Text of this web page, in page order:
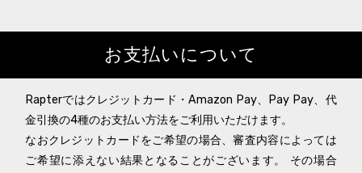
お支払いについて
Rapterではクレジットカード・Amazon Pay、Pay Pay、代
金引換の4種のお支払い方法をご利用いただけます。
なおクレジットカードをご希望の場合、審査内容によっては
ご希望に添えない結果となることがございます。 その場合